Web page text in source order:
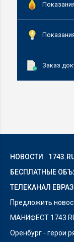
Заказ
НОВОСТИ
БЕСПЛАТНЫЕ
ТЕЛЕКАНАЛ
Предложить
МАНИФЕСТ
Оренбург - герои